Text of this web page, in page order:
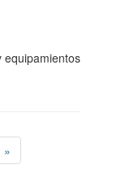
equipamientos
»